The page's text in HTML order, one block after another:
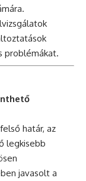
problémákat.
határ, az
legkisebb
javasolt a